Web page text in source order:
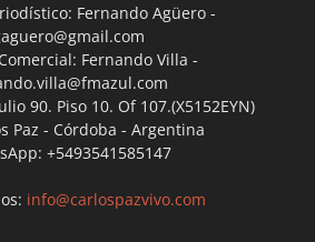
Fernando Agüero -
Fernando Villa -
90. Piso 10. Of 107.(X5152EYN)
Paz - Córdoba - Argentina
+5493541585147
info@carlospazvivo.com